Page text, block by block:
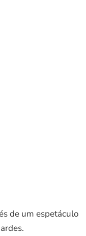
de um espetáculo